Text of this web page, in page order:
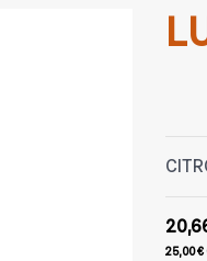
25,00 €